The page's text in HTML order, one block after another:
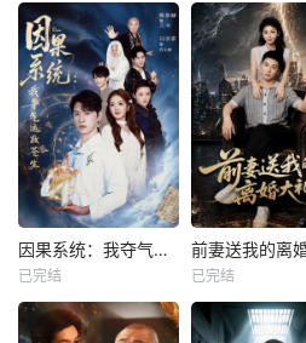
因果系统：我夺气运救苍生
已完结 已完结